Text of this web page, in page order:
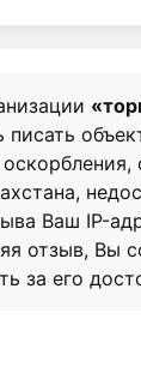
писать
Ваш IP-
отзыв, Вы
за его